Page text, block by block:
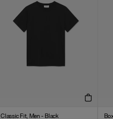
Classic Fit, Men - Black